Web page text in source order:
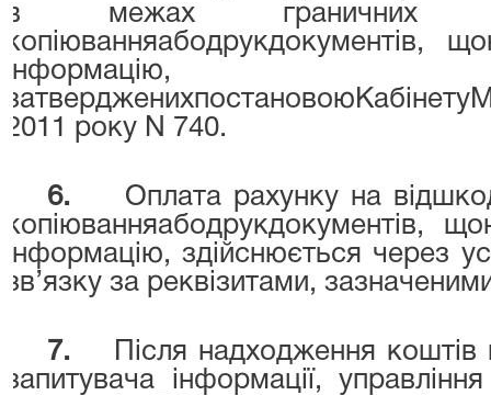
в межах граничних
копіюванняабодрукдокументів,
інформацію,
2011 року N 740.
6.
Оплата рахунку на
копіюванняабодрукдокументів,
інформацію, здійснюється через
зв’язку за реквізитами,
7.
Після надходження
запитувача інформації,